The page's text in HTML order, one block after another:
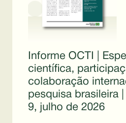
Informe OCTI |
científica,
colaboração
pesquisa brasileira
9, julho de